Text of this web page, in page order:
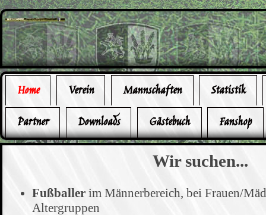
Home Verein Mannschaften
Statistik
Partner
Downloads Gästebuch Fanshop
Wir suchen...
Fußballer im Männerbereich, bei Frauen/
Altergruppen